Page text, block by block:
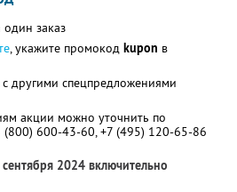
заказ
, укажите промокод kupon в
другими спецпредложениями
акции можно уточнить по
(800) 600-43-60, +7 (495) 120-65-86
2024 включительно